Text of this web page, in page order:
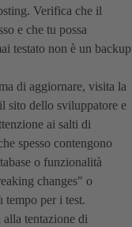
Verifica che il
e che tu possa
testato non è un backup
di aggiornare, visita la
sito dello sviluppatore e
ai salti di
spesso contengono
o funzionalità
changes" o
per i test.
alla tentazione di